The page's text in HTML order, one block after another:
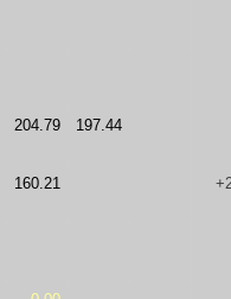
204.79 197.44
160.21